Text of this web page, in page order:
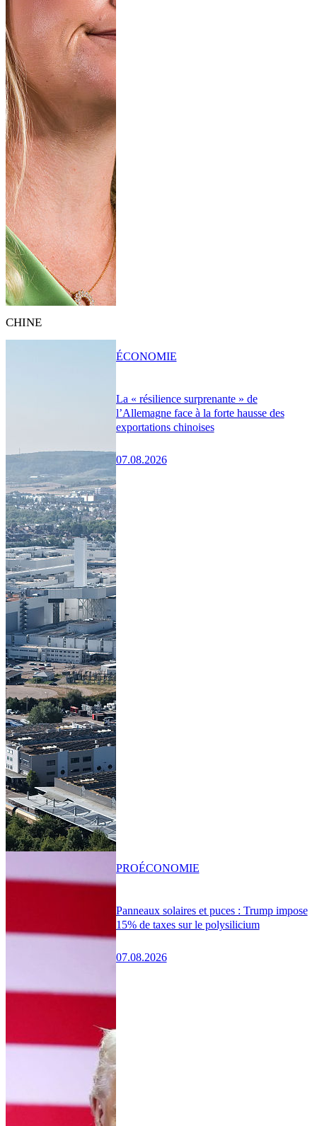
CHINE
La « résilience surprenante » de
l’Allemagne face à la forte hausse des
exportations chinoises
07.08.2026
ÉCONOMIE
Panneaux solaires et puces : Trump impose
15% de taxes sur le polysilicium
07.08.2026
PROÉCONOMIE